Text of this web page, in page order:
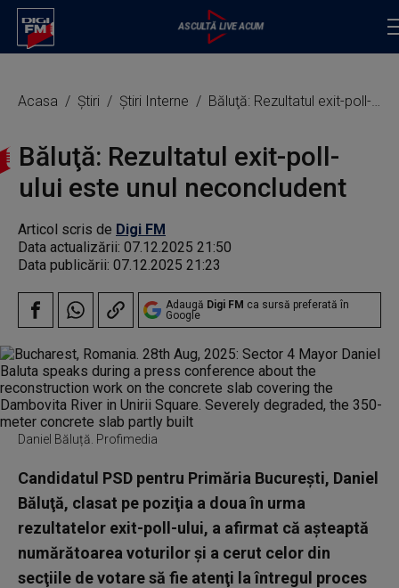
Acasa Știri Știri Interne Băluţă: Rezultatul exit-poll-ului este unul neconcludent
Băluţă: Rezultatul exit-poll-
ului este unul neconcludent
Articol scris de Digi FM
Data actualizării: 07.12.2025 21:50
Data publicării: 07.12.2025 21:23
Adaugă Digi FM ca sursă preferată în
Google
Daniel Băluță. Profimedia
Candidatul PSD pentru Primăria Bucureşti, Daniel
Băluţă, clasat pe poziţia a doua în urma
rezultatelor exit-poll-ului, a afirmat că aşteaptă
numărătoarea voturilor şi a cerut celor din
secţiile de votare să fie atenţi la întregul proces